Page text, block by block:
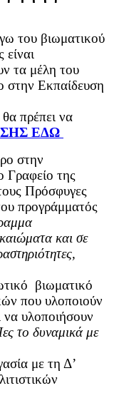
του βιωματικού
είναι
τα μέλη του
στην Εκπαίδευση
πρέπει να
ΕΔΩ
στην
Γραφείο της
Πρόσφυγες
προγράμματός
και σε
βιωματικό
που υλοποιούν
να υλοποιήσουν
το δυναμικά με
με τη Δ’